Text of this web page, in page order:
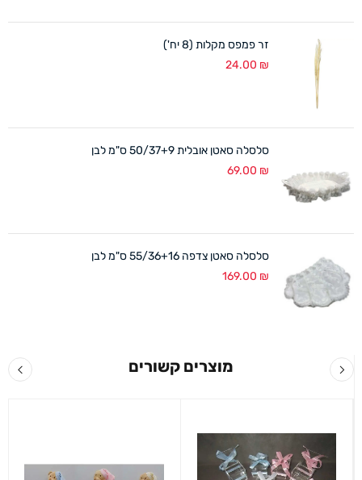
זר פמפס מקלות (8 יח')
24.00 ₪
סלסלה סאטן אובלית 50/37+9 ס"מ לבן
69.00 ₪
סלסלה סאטן צדפה 55/36+16 ס"מ לבן
169.00 ₪
מוצרים קשורים